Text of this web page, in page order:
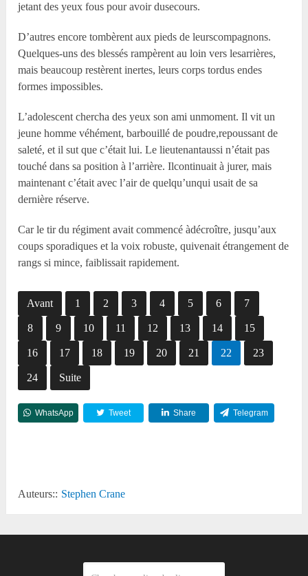
jetant des yeux fous pour avoir dusecours.
D’autres encore tombèrent aux pieds de leurscompagnons.
Quelques-uns des blessés rampèrent au loin vers lesarrières,
mais beaucoup restèrent inertes, leurs corps tordus endes
formes impossibles.
L’adolescent chercha des yeux son ami unmoment. Il vit un
jeune homme véhément, barbouillé de poudre,repoussant de
saleté, et il sut que c’était lui. Le lieutenantaussi n’était pas
touché dans sa position à l’arrière. Ilcontinuait à jurer, mais
maintenant c’était avec l’air de quelqu’unqui usait de sa
dernière réserve.
Car le tir du régiment avait commencé àdécroître, jusqu’aux
coups sporadiques et la voix robuste, quivenait étrangement de
rangs si mince, faiblissait rapidement.
Avant 1 2 3 4 5 6 7
8 9 10 11 12 13 14 15
16 17 18 19 20 21 22 23
24 Suite
WhatsApp Tweet Share Telegram
Auteurs:: Stephen Crane